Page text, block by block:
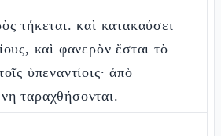
τήκεται. καὶ κατακαύσει
καὶ φανερὸν ἔσται τὸ
ὑπεναντίοις· ἀπὸ
ταραχθήσονται.